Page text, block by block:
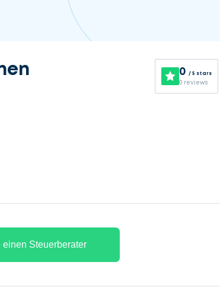
0 / 5 stars
0 reviews
einen Steuerberater